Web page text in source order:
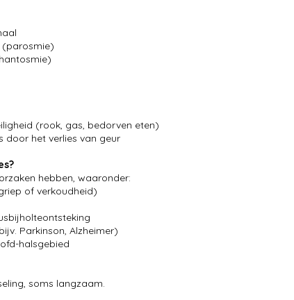
(parosmie)
(rook, gas, bedorven eten)
door het verlies van geur
hebben, waaronder:
of verkoudheid)
Parkinson, Alzheimer)
halsgebied
soms langzaam.